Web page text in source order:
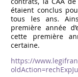
étaient conclus
tous les ans.
première année
cette première
certaine.
https://